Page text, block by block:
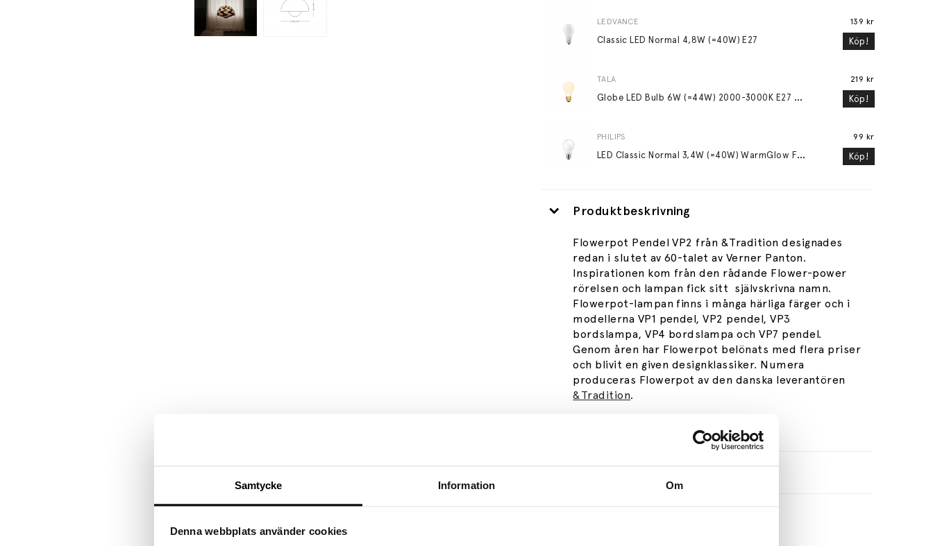
Samtycke Information Om
Denna webbplats använder cookies
LEDVANCE
Classic LED Normal 4,8W (=40W) E27
139 kr
Köp!
TALA
G
lobe LED Bulb 6W (=44W) 2000-3000K E27 Matte Porcelain
219 kr
Köp!
PHILIPS
L
ED Classic Normal 3,4W (=40W) WarmGlow Frostad E27
99 kr
Köp!
Produktbeskrivning
Flowerpot Pendel VP2 från &Tradition designades
redan i slutet av 60-talet av Verner Panton.
Inspirationen kom från den rådande Flower-power
rörelsen och lampan fick sitt självskrivna namn.
Flowerpot-lampan finns i många härliga färger och i
modellerna VP1 pendel, VP2 pendel, VP3
bordslampa, VP4 bordslampa och VP7 pendel.
Genom åren har Flowerpot belönats med flera priser
och blivit en given designklassiker. Numera
produceras Flowerpot av den danska leverantören
&Tradition.